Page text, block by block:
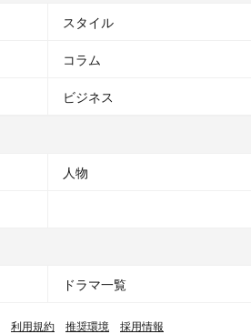
スタイル
コラム
ビジネス
人物
ドラマ一覧
利用規約 推奨環境 採用情報